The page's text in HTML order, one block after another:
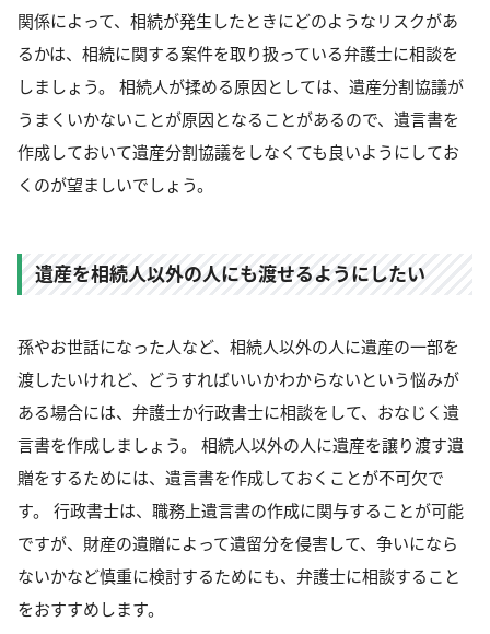
関係によって、相続が発生したときにどのようなリスクがあ
るかは、相続に関する案件を取り扱っている弁護士に相談を
しましょう。 相続人が揉める原因としては、遺産分割協議が
うまくいかないことが原因となることがあるので、遺言書を
作成しておいて遺産分割協議をしなくても良いようにしてお
くのが望ましいでしょう。
遺産を相続人以外の人にも渡せるようにしたい
孫やお世話になった人など、相続人以外の人に遺産の一部を
渡したいけれど、どうすればいいかわからないという悩みが
ある場合には、弁護士か行政書士に相談をして、おなじく遺
言書を作成しましょう。 相続人以外の人に遺産を譲り渡す遺
贈をするためには、遺言書を作成しておくことが不可欠で
す。 行政書士は、職務上遺言書の作成に関与することが可能
ですが、財産の遺贈によって遺留分を侵害して、争いになら
ないかなど慎重に検討するためにも、弁護士に相談すること
をおすすめします。